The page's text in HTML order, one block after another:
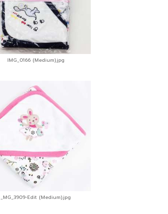
IMG_0166 (Medium).jpg
_MG_3909-Edit (Medium).jpg